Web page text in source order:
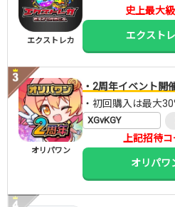
エクストレカ
史上最大
エクスト
オリパワン
・2周年イベント開
・初回購入は最大
XGvKGY
上記招待
オリパワ